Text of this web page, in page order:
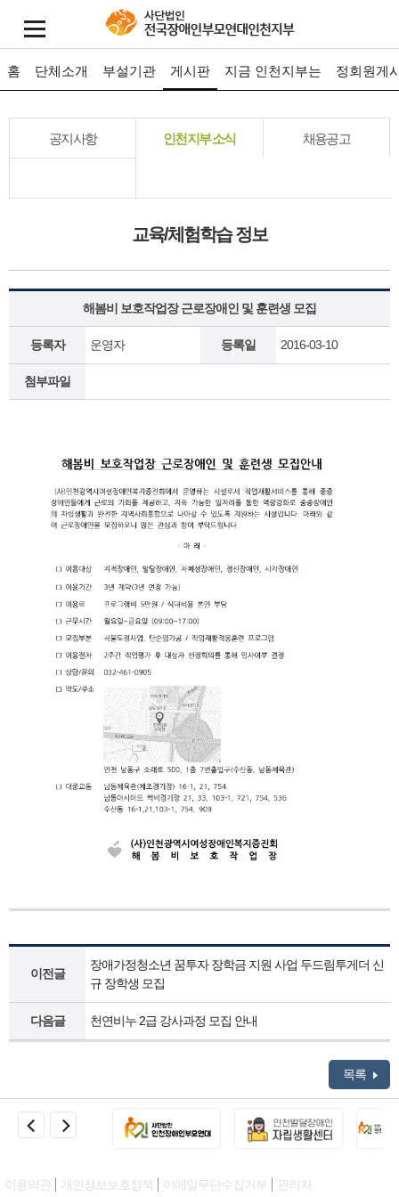
홈 단체소개 부설기관 게시판 지금 인천지부는 정회원게
공지사항 인천지부 소식 채용공고
교육/체험학습 정보
해봄비 보호작업장 근로장애인 및 훈련생 모집
등록자 운영자 등록일 2016-03-10
첨부파일
이전글
장애가정청소년 꿈투자 장학금 지원 사업 두드림투게더 신
규 장학생 모집
다음글 천연비누 2급 강사과정 모집 안내
목록
이용약관 개인정보보호정책 이메일무단수집거부 관리자